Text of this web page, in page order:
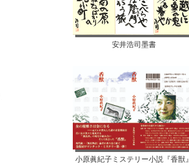
安井浩司墨書
小原眞紀子ミステリー小説『香獣』